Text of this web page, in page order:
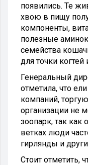
появились. Те
хвою в пищу
компоненты,
полезные
семейства
для точки
Генеральный
отметила, что
компаний,
организации не
зоопарк, так
ветках люди
гирлянды и
Стоит отметить,